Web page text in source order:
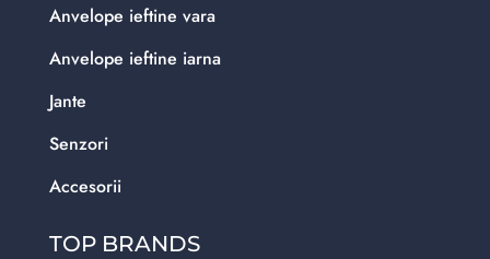
Anvelope ieftine vara
Anvelope ieftine iarna
Jante
Senzori
Accesorii
TOP BRANDS